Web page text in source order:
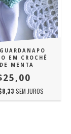
EM CROCHÊ
MENTA
SEM JUROS